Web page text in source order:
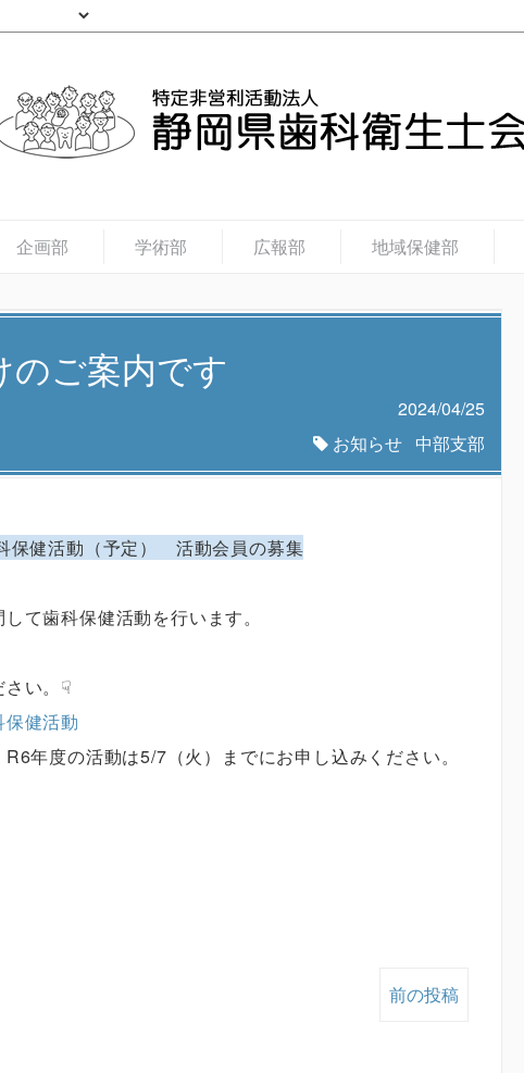
企画部 学術部 広報部 地域保健部
のご案内です
2024/04/25
お知らせ 中部支部
保健活動（予定） 活動会員の募集
て歯科保健活動を行います。
さい。☟
健活動
年度の活動は5/7（火）までにお申し込みください。
前の投稿